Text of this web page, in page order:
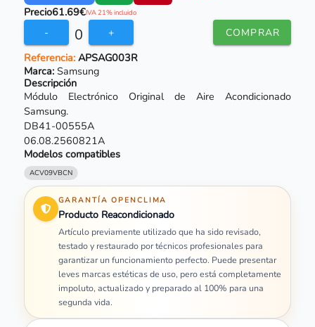
Precio61.69€IVA 21% incluido
- 0 + COMPRAR
Referencia:APSAG003R
Marca: Samsung
Descripción
Módulo Electrónico Original de Aire Acondicionado
Samsung.
DB41-00555A
06.08.2560821A
Modelos compatibles
ACV09VBCN
GARANTÍA OPENCLIMA
Producto Reacondicionado
Artículo previamente utilizado que ha sido revisado,
testado y restaurado por técnicos profesionales para
garantizar un funcionamiento perfecto. Puede presentar
leves marcas estéticas de uso, pero está completamente
impoluto, actualizado y preparado al 100% para una
segunda vida.